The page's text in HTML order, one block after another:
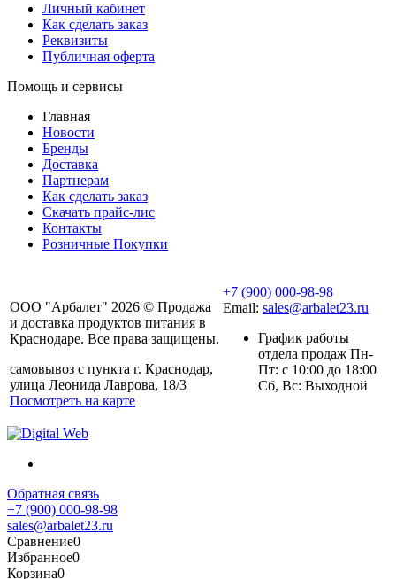
Личный кабинет
Как сделать заказ
Реквизиты
Публичная оферта
Помощь и сервисы
Главная
Новости
Бренды
Доставка
Партнерам
Как сделать заказ
Скачать прайс-лис
Контакты
Розничные Покупки
ООО "Арбалет" 2026 © Продажа
и доставка продуктов питания в
Краснодаре. Все права защищены.
самовывоз с пункта г. Краснодар,
улица Леонида Лаврова, 18/3
Посмотреть на карте
+7 (900) 000-98-98
Email: sales@arbalet23.ru
График работы
отдела продаж Пн-
Пт: с 10:00 до 18:00
Сб, Вс: Выходной
Обратная связь
+7 (900) 000-98-98
sales@arbalet23.ru
Сравнение0
Избранное0
Корзина0